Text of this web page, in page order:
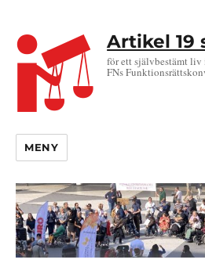
Artikel 19
för ett självbestämt liv
FNs
MENY